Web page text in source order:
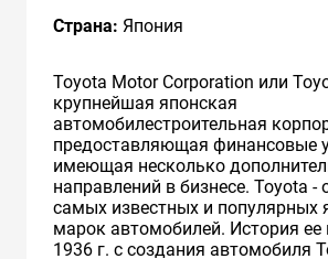
Страна: Япония
Toyota Motor Corporation или
крупнейшая японская
автомобилестроительная
предоставляющая финансовые
имеющая несколько
направлений в бизнесе. Toyota -
самых известных и популярных
марок автомобилей. История ее
1936 г. с создания автомобиля